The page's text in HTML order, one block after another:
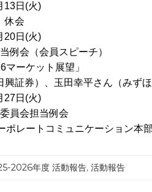
13日(火)
休会
20日(火)
例会（会員スピーチ）
マーケット展望」
証券）、玉田幸平さん（みず
27日(火)
員会担当例会
レートコミュニケーション本
2026年度 活動報告, 活動報告